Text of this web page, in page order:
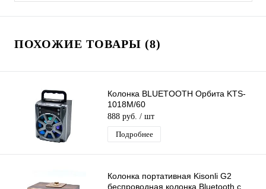
ПОХОЖИЕ ТОВАРЫ (8)
Колонка BLUETOOTH Орбита KTS-
1018M/60
888 руб. / шт
Подробнее
Колонка портативная Kisonli G2
беспроводная колонка Bluetooth с